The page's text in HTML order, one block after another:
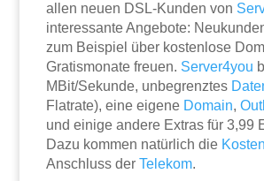
allen neuen DSL-Kunden von
interessante Angebote:
zum Beispiel über kostenlose
Gratismonate freuen. Server4you
MBit/Sekunde, unbegrenztes
Flatrate), eine eigene Domain,
und einige andere Extras für 3,99
Dazu kommen natürlich die Kosten
Anschluss derTelekom.